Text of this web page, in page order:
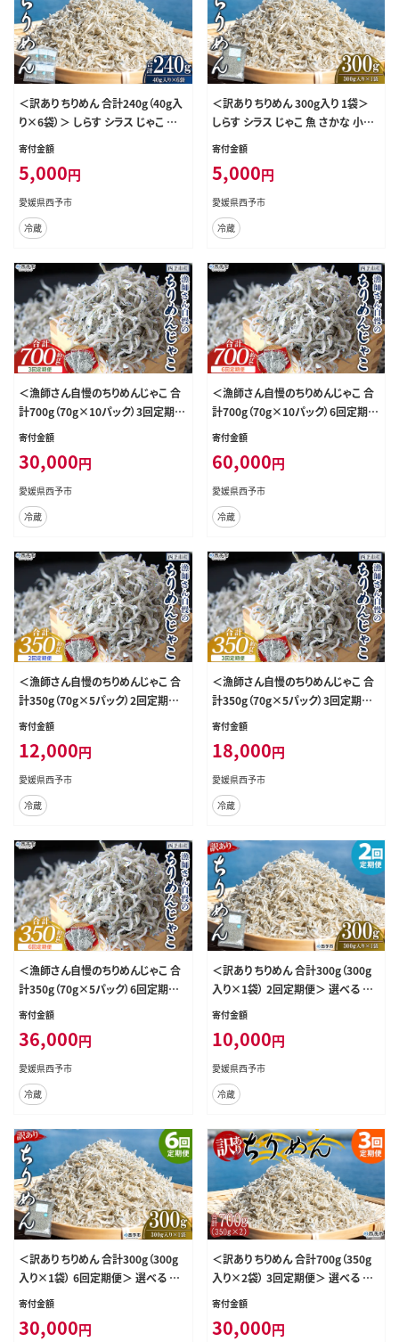
＜訳あり ちりめん 合計240g（40g入
り×6袋）＞ しらす シラス じゃこ 小
分け おすそ分け 魚 さかな 小魚 海
まみ おやつ ご家庭用 のし 特産品 網
元・祇園丸 愛媛県 西予市【冷蔵】『1
か月以内に順次出荷予定』
寄付金額
5,000円
愛媛県西予市
冷蔵
＜訳あり ちりめん 300g入り 1袋＞
しらす シラス じゃこ 魚 さかな 小魚
海鮮 海産物 水産加工品 おにぎり 具
産品 網元・祇園丸 愛媛県 西予市
【冷蔵】『1か月以内に順次出荷予定』
寄付金額
5,000円
愛媛県西予市
冷蔵
＜漁師さん自慢のちりめんじゃこ 合
計700g（70g×10パック）3回定期便
＞ しらす シラス おじゃこ お魚 おさ
小分け 個包装 おすそ分け 国産 産
地直送 送料無料 特産品 濱田水産
愛媛県 西予市【冷蔵】『お申込み月の
翌月より配送を開始します。』
寄付金額
30,000円
愛媛県西予市
冷蔵
＜漁師さん自慢のちりめんじゃこ 合
計700g（70g×10パック）6回定期便
＞ しらす シラス おじゃこ お魚 おさ
小分け 個包装 おすそ分け 国産 産
地直送 送料無料 特産品 濱田水産
愛媛県 西予市【冷蔵】『お申込み月の
翌月より配送を開始します。』
寄付金額
60,000円
愛媛県西予市
冷蔵
＜漁師さん自慢のちりめんじゃこ 合
計350g（70g×5パック）2回定期便
＞ しらす シラス おじゃこ お魚 おさ
小分け 個包装 おすそ分け 国産 産
地直送 送料無料 特産品 濱田水産
愛媛県 西予市【冷蔵】『お申込み月の
翌月より配送を開始します。』
寄付金額
12,000円
愛媛県西予市
冷蔵
＜漁師さん自慢のちりめんじゃこ 合
計350g（70g×5パック）3回定期便
＞ しらす シラス おじゃこ お魚 おさ
小分け 個包装 おすそ分け 国産 産
地直送 送料無料 特産品 濱田水産
愛媛県 西予市【冷蔵】『お申込み月の
翌月より配送を開始します。』
寄付金額
18,000円
愛媛県西予市
冷蔵
＜漁師さん自慢のちりめんじゃこ 合
計350g（70g×5パック）6回定期便
＞ しらす シラス おじゃこ お魚 おさ
小分け 個包装 おすそ分け 国産 産
地直送 送料無料 特産品 濱田水産
愛媛県 西予市【冷蔵】『お申込み月の
翌月より配送を開始します。』
寄付金額
36,000円
愛媛県西予市
冷蔵
＜訳あり ちりめん 合計300g（300g
入り×1袋） 2回定期便＞ 選べる 定
期便 天日干し お徳用 しらす シラス
品 おにぎり おつまみ おやつ 家庭用
特産品 網元・祇園丸 愛媛県 西予市
【冷蔵】『お申込み月の翌月より配送
を開始します』
寄付金額
10,000円
愛媛県西予市
冷蔵
＜訳あり ちりめん 合計300g（300g
入り×1袋） 6回定期便＞ 選べる 定
期便 天日干し お徳用 しらす シラス
品 おにぎり おつまみ おやつ 家庭用
寄付金額
30,000円
＜訳あり ちりめん 合計700g（350g
入り×2袋） 3回定期便＞ 選べる 定
期便 天日干し お徳用 しらす シラス
品 おにぎり おつまみ おやつ 家庭用
寄付金額
30,000円